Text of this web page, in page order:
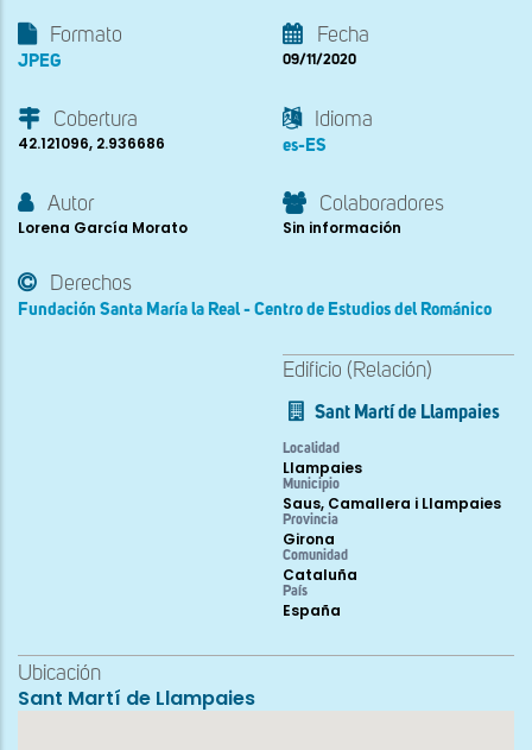
Formato
JPEG
Fecha
09/11/2020
Cobertura
42.121096, 2.936686
Idioma
es-ES
Autor
Lorena García Morato
Colaboradores
Sin información
Derechos
Fundación Santa María la Real - Centro de Estudios del Románico
Edificio (Relación)
Sant Martí de Llampaies
Localidad
Llampaies
Municipio
Saus, Camallera i Llampaies
Provincia
Girona
Comunidad
Cataluña
País
España
Ubicación
Sant Martí de Llampaies